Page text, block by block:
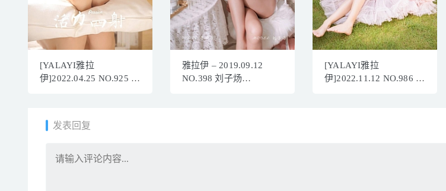
[YALAYI雅拉
伊]2022.04.25 NO.925 活
雅拉伊 – 2019.09.12
NO.398 刘子炀
[YALAYI雅拉
伊]2022.11.12 NO.986 美
发表回复